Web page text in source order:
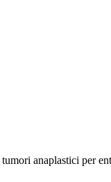
anaplastici per